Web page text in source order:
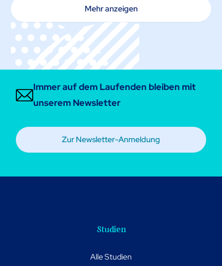
Mehr anzeigen
Immer auf dem Laufenden bleiben mit
unserem Newsletter
Zur Newsletter-Anmeldung
Studien
Alle Studien